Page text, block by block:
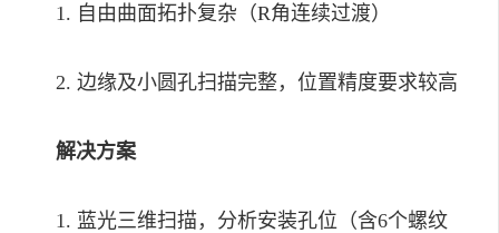
1. 自由曲面拓扑复杂（R角连续过渡）
2. 边缘及小圆孔扫描完整，位置精度要求较高
解决方案
1. 蓝光三维扫描，分析安装孔位（含6个螺纹